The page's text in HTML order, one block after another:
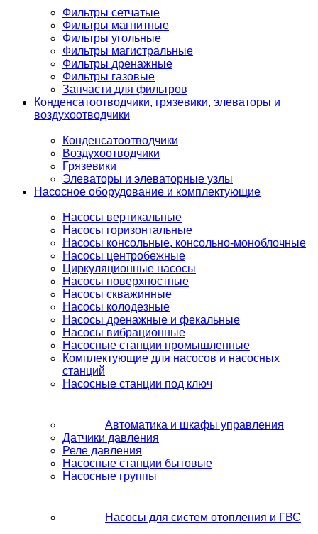
Фильтры сетчатые
Фильтры магнитные
Фильтры угольные
Фильтры магистральные
Фильтры дренажные
Фильтры газовые
Запчасти для фильтров
Конденсатоотводчики, грязевики, элеваторы и
воздухоотводчики
Конденсатоотводчики
Воздухоотводчики
Грязевики
Элеваторы и элеваторные узлы
Насосное оборудование и комплектующие
Насосы вертикальные
Насосы горизонтальные
Насосы консольные, консольно-моноблочные
Насосы центробежные
Циркуляционные насосы
Насосы поверхностные
Насосы скважинные
Насосы колодезные
Насосы дренажные и фекальные
Насосы вибрационные
Насосные станции промышленные
Комплектующие для насосов и насосных
станций
Насосные станции под ключ
Автоматика и шкафы управления
Датчики давления
Реле давления
Насосные станции бытовые
Насосные группы
Насосы для систем отопления и ГВС